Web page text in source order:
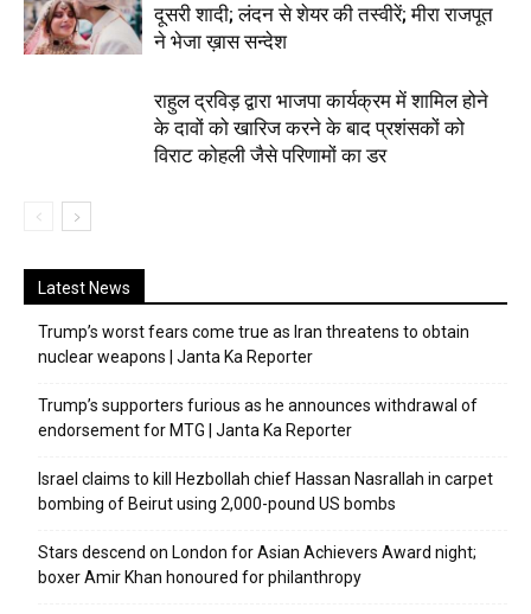
दूसरी शादी; लंदन से शेयर की तस्वीरें; मीरा राजपूत
ने भेजा ख़ास सन्देश
राहुल द्रविड़ द्वारा भाजपा कार्यक्रम में शामिल होने
के दावों को खारिज करने के बाद प्रशंसकों को
विराट कोहली जैसे परिणामों का डर
Latest News
Trump’s worst fears come true as Iran threatens to obtain
nuclear weapons | Janta Ka Reporter
Trump’s supporters furious as he announces withdrawal of
endorsement for MTG | Janta Ka Reporter
Israel claims to kill Hezbollah chief Hassan Nasrallah in carpet
bombing of Beirut using 2,000-pound US bombs
Stars descend on London for Asian Achievers Award night;
boxer Amir Khan honoured for philanthropy